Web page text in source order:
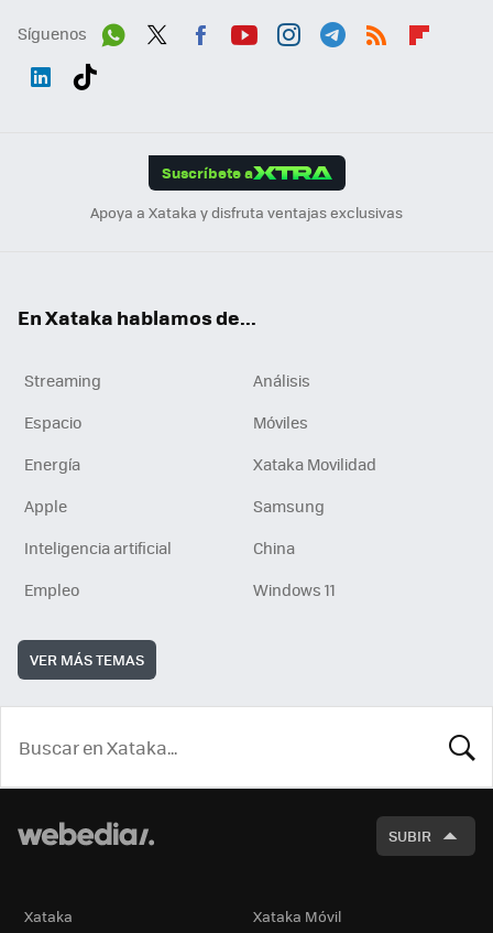
Síguenos
Suscríbete a
Apoya a Xataka y disfruta ventajas exclusivas
En Xataka hablamos de...
Streaming
Análisis
Espacio
Móviles
Energía
Xataka Movilidad
Apple
Samsung
Inteligencia artificial
China
Empleo
Windows 11
VER MÁS TEMAS
SUBIR
Xataka Xataka Móvil